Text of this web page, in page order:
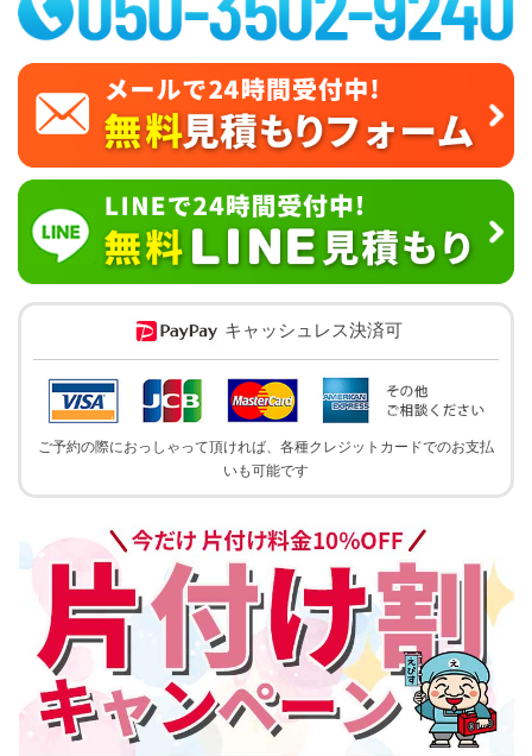
キャッシュレス決済可
ご予約の際におっしゃって頂ければ、各種クレジットカードでのお支払
いも可能です